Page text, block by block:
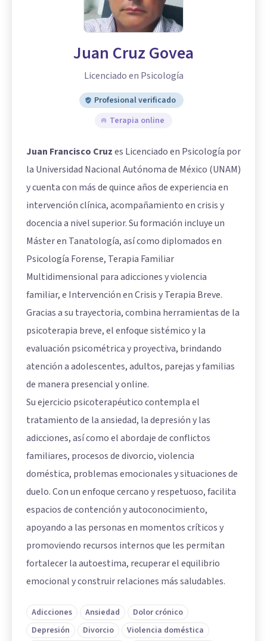
Juan Cruz Govea
Licenciado en Psicología
Profesional verificado
Terapia online
Juan Francisco Cruzes Licenciado en Psicología por
la Universidad Nacional Autónoma de México (UNAM)
y cuenta con más de quince años de experiencia en
intervención clínica, acompañamiento en crisis y
docencia a nivel superior. Su formación incluye un
Máster en Tanatología, así como diplomados en
Psicología Forense, Terapia Familiar
Multidimensional para adicciones y violencia
familiar, e Intervención en Crisis y Terapia Breve.
Gracias a su trayectoria, combina herramientas de la
psicoterapia breve, el enfoque sistémico y la
evaluación psicométrica y proyectiva, brindando
atención a adolescentes, adultos, parejas y familias
de manera presencial y online.
Su ejercicio psicoterapéutico contempla el
tratamiento de la ansiedad, la depresión y las
adicciones, así como el abordaje de conflictos
familiares, procesos de divorcio, violencia
doméstica, problemas emocionales y situaciones de
duelo. Con un enfoque cercano y respetuoso, facilita
espacios de contención y autoconocimiento,
apoyando a las personas en momentos críticos y
promoviendo recursos internos que les permitan
fortalecer la autoestima, recuperar el equilibrio
emocional y construir relaciones más saludables.
Adicciones Ansiedad
Dolor crónico
Depresión
Divorcio
Violencia doméstica